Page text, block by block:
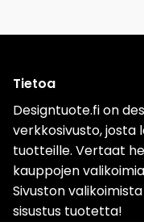
Tietoa
Designtuote.fi on
verkkosivusto, josta
tuotteille. Vertaat
kauppojen
Sivuston
sisustus tuotetta!